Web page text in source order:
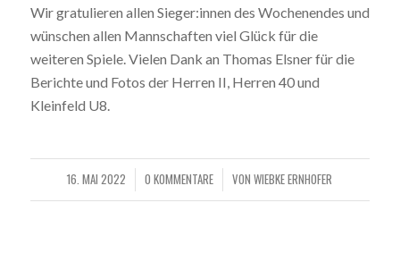
Wir gratulieren allen Sieger:innen des Wochenendes und
wünschen allen Mannschaften viel Glück für die
weiteren Spiele. Vielen Dank an Thomas Elsner für die
Berichte und Fotos der Herren II, Herren 40 und
Kleinfeld U8.
16. MAI 2022 0 KOMMENTARE
/ VONWIEBKE ERNHOFER